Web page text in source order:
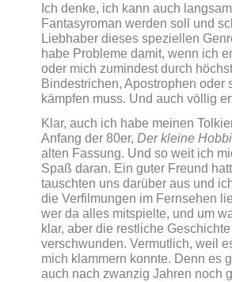
Ich denke, ich kann auch
Fantasyroman werden soll und
Liebhaber dieses speziellen
habe Probleme damit, wenn ich
oder mich zumindest durch
Bindestrichen, Apostrophen
kämpfen muss. Und auch völlig
Klar, auch ich habe meinen
Anfang der 80er, Der kleine
alten Fassung. Und so weit ich
Spaß daran. Ein guter Freund
tauschten uns darüber aus und
die Verfilmungen im Fernsehen
wer da alles mitspielte, und um
klar, aber die restliche
verschwunden. Vermutlich, weil
mich klammern konnte. Denn es
auch nach zwanzig Jahren noch